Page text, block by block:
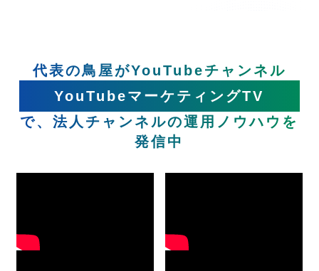
代表の鳥屋がYouTubeチャンネル
YouTubeマーケティングTV
で、法人チャンネルの運用ノウハウを
発信中